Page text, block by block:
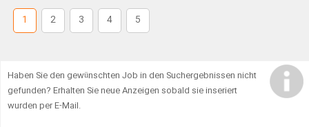
renommierten Industrieunternehmen und damit jede Menge
Chancen …
1 2 3 4 5
Haben Sie den gewünschten Job in den Suchergebnissen nicht
gefunden? Erhalten Sie neue Anzeigen sobald sie inseriert
wurden per E-Mail.